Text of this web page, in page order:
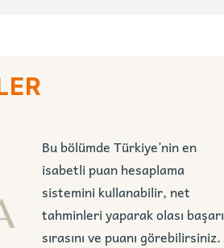
Bu bölümde Türkiye’nin en
isabetli puan hesaplama
sistemini kullanabilir, net
tahminleri yaparak olası başarı
sırasını ve puanı görebilirsiniz.